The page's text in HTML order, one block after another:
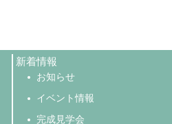
新着情報
お知らせ
イベント情報
完成見学会